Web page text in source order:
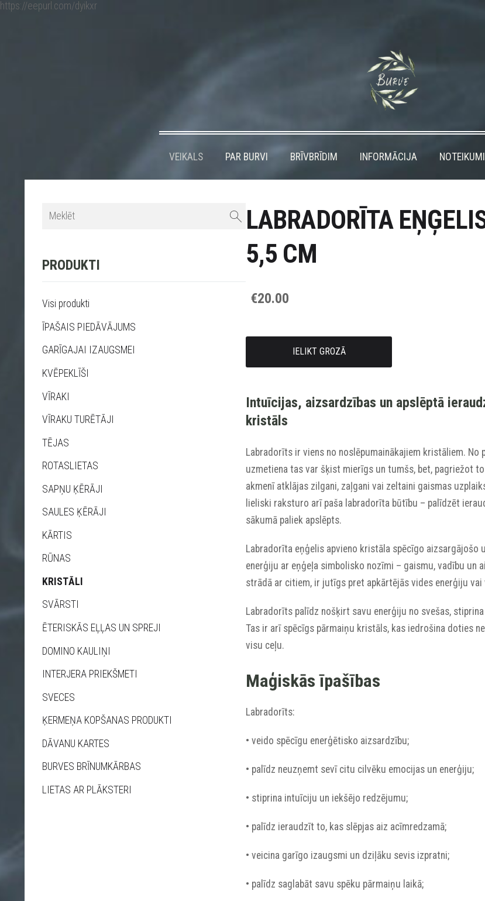
https://eepurl.com/dyikxr
VEIKALS PAR BURVI BRĪVBRĪDIM INFORMĀCIJA
PRODUKTI
Visi produkti
ĪPAŠAIS PIEDĀVĀJUMS
GARĪGAJAI IZAUGSMEI
KVĒPEKLĪŠI
VĪRAKI
VĪRAKU TURĒTĀJI
TĒJAS
ROTASLIETAS
SAPŅU ĶĒRĀJI
SAULES ĶĒRĀJI
KĀRTIS
RŪNAS
KRISTĀLI
SVĀRSTI
ĒTERISKĀS EĻĻAS UN SPREJI
DOMINO KAULIŅI
INTERJERA PRIEKŠMETI
SVECES
ĶERMEŅA KOPŠANAS PRODUKTI
DĀVANU KARTES
BURVES BRĪNUMKĀRBAS
LIETAS AR PLĀKSTERI
LABRADORĪTA
5,5 CM
€20.00
IELIKT GROZĀ
Intuīcijas, aizsardzības un apslēptā
kristāls
Labradorīts ir viens no noslēpumainākajiem kristāliem. No
uzmetiena tas var šķist mierīgs un tumšs, bet, pagriežot
akmenī atklājas zilgani, zaļgani vai zeltaini gaismas
lieliski raksturo arī paša labradorīta būtību – palīdzēt
sākumā paliek apslēpts.
Labradorīta eņģelis apvieno kristāla spēcīgo aizsargājošo
enerģiju ar eņģeļa simbolisko nozīmi – gaismu, vadību un
strādā ar citiem, ir jutīgs pret apkārtējās vides enerģiju
Labradorīts palīdz nošķirt savu enerģiju no svešas,
Tas ir arī spēcīgs pārmaiņu kristāls, kas iedrošina doties
visu ceļu.
Maģiskās īpašības
Labradorīts:
• veido spēcīgu enerģētisko aizsardzību;
• palīdz neuzņemt sevī citu cilvēku emocijas un enerģiju;
• stiprina intuīciju un iekšējo redzējumu;
• palīdz ieraudzīt to, kas slēpjas aiz acīmredzamā;
• veicina garīgo izaugsmi un dziļāku sevis izpratni;
• palīdz saglabāt savu spēku pārmaiņu laikā;